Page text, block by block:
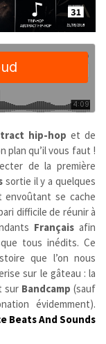
hip-hop et de
plan qu’il vous faut !
de la première
sortie il y a quelques
se cache
difficile de réunir à
Françaisafin
tous inédits. Ce
que l’on nous
sur le gâteau : la
sur Bandcamp (sauf
évidemment).
Beats And Sounds